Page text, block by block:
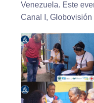
Venezuela. Este
Canal I,